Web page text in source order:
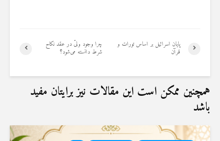
چرا وجود ولیّ در عقد نکاح
شرط دانسته می‌شود؟
پایان اسرائیل بر اساس تورات و
قرآن
همچنین ممکن است این مقالات نیز برایتان مفید
باشد